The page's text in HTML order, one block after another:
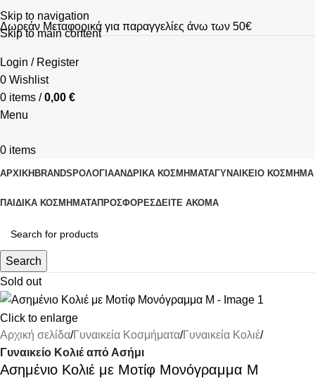
Skip to navigation
Skip to main content
Δωρεάν Μεταφορικά για παραγγελίες άνω των 50€
Login / Register
0 Wishlist
0 items / 0,00 €
Menu
0 items
ΑΡΧΙΚΗ BRANDS ΡΟΛΌΓΙΑΑΝΔΡΙΚΆ ΚΟΣΜΉΜΑΤΑΓΥΝΑΙΚΕΊΟ ΚΟΣΜΉΜΑ
ΠΑΙΔΙΚΆ ΚΟΣΜΉΜΑΤΑΠΡΟΣΦΟΡΈΣΔΕΊΤΕ ΑΚΌΜΑ
Search
Sold out
Click to enlarge
Αρχική σελίδα Γυναικεία Κοσμήματα Γυναικεία Κολιέ
Γυναικείο Κολιέ από Ασήμι
Ασημένιο Κολιέ με Μοτίφ Μονόγραμμα Μ